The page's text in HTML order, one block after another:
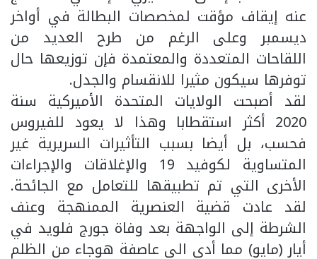
عنه إيقاف مؤقت لمخصصات البطالة في أواخر
ديسمبر وعلى الرغم من طرح العديد من
اللقاحات المتعددة والمعتمدة فإن توزيعها حال
توفرها سيكون مثيرا للانقسام والجدل.
لقد أصبحت الولايات المتحدة الأميركية سنة
2020 أكثر استقطابا وهذا لا يعود للفيروس
فحسب، بل أيضا بسبب التأثيرات السريرية غير
المتساوية لكوفيد 19 والإغلاقات والإجراءات
الأخرى التي تم تطبيقها للتعامل مع الجائحة.
لقد عادت قضية العنصرية الممنهجة وعنف
الشرطة إلى الواجهة بعد وفاة جورج فلويد في
أيار (مايو) مما أدى الى عاصفة هوجاء من الظلم